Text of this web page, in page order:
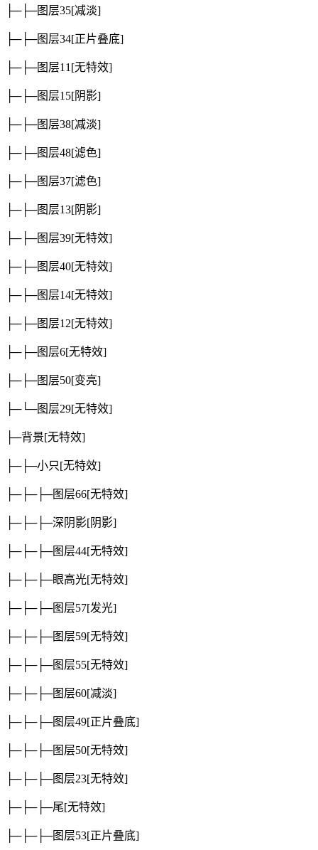
├─├─图层35[减淡]
├─├─图层34[正片叠底]
├─├─图层11 [无特效]
├─├─图层15[阴影]
├─├─图层38[减淡]
├─├─图层48[滤色]
├─├─图层37[滤色]
├─├─图层13[阴影]
├─├─图层39[无特效]
├─├─图层40[无特效]
├─├─图层14[无特效]
├─├─图层12[无特效]
├─├─图层6[无特效]
├─├─图层50[变亮]
├─└─图层29[无特效]
├─背景[无特效]
├─├─小只[无特效]
├─├─├─图层66[无特效]
├─├─├─深阴影[阴影]
├─├─├─图层44[无特效]
├─├─├─眼高光[无特效]
├─├─├─图层57[发光]
├─├─├─图层59[无特效]
├─├─├─图层55[无特效]
├─├─├─图层60[减淡]
├─├─├─图层49[正片叠底]
├─├─├─图层50[无特效]
├─├─├─图层23[无特效]
├─├─├─尾[无特效]
├─├─├─图层53[正片叠底]